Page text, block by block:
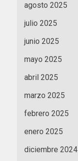
agosto 2025
julio 2025
junio 2025
mayo 2025
abril 2025
marzo 2025
febrero 2025
enero 2025
diciembre 2024